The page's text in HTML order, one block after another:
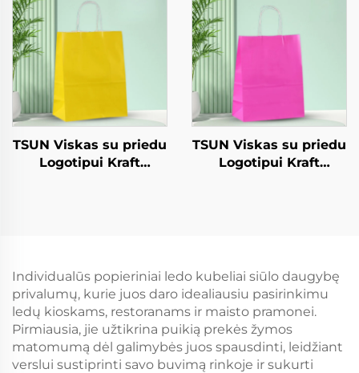
maisto apipakuotė
spaudinio paviršius
maisto apipakuotė
spaudinio paviršius
TSUN Viskas su priedu
Logotipui Kraft
Siuntimo Karta
TSUN Viskas su priedu
Logotipui Kraft
Plastikinė Ambaluoja
Darbai
Individualūs popieriniai ledo kubeliai siūlo daugybę
privalumų, kurie juos daro idealiausiu pasirinkimu
ledų kioskams, restoranams ir maisto pramonei.
Pirmiausia, jie užtikrina puikią prekės žymos
matomumą dėl galimybės juos spausdinti, leidžiant
verslui sustiprinti savo buvimą rinkoje ir sukurti